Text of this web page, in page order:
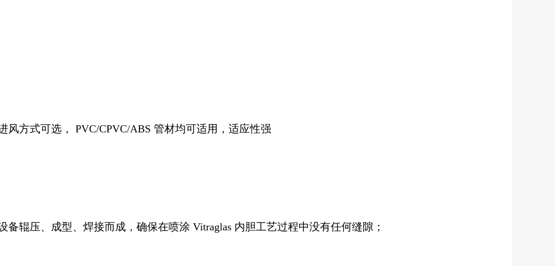
风方式可选， PVC/CPVC/ABS 管材均可适用，适应性强
备辊压、成型、焊接而成，确保在喷涂 Vitraglas 内胆工艺过程中没有任何缝隙；